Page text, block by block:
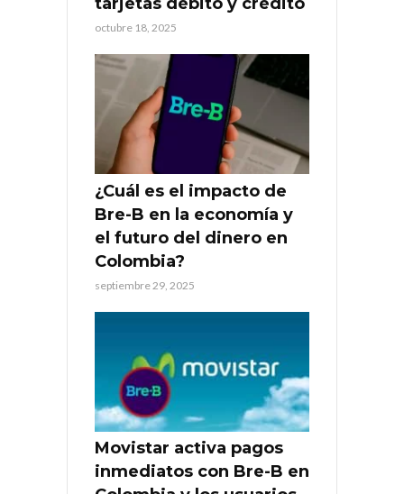
octubre 18, 2025
¿Cuál es el impacto de
Bre-B en la economía y
el futuro del dinero en
Colombia?
septiembre 29, 2025
Movistar activa pagos
inmediatos con Bre-B en